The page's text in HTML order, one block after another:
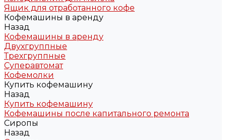
Ящик для отработанного кофе
Кофемашины в аренду
Назад
Кофемашины в аренду
Двухгруппные
Трехгруппные
Суперавтомат
Кофемолки
Купить кофемашину
Назад
Купить кофемашину
Кофемашины после капитального ремонта
Сиропы
Назад